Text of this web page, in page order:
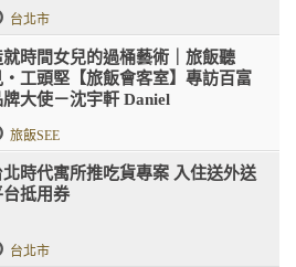
台北市
就時間女兒的過桶藝術｜旅飯聽
・工頭堅【旅飯會客室】專訪百富
牌大使－沈宇軒 Daniel
旅飯SEE
北時代寓所推吃貨專案 入住送外送
台抵用券
台北市